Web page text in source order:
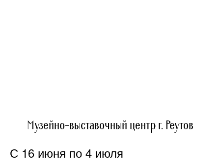
Музейно-выставочный центр г. Реутов
С 16 июня по 4 июля